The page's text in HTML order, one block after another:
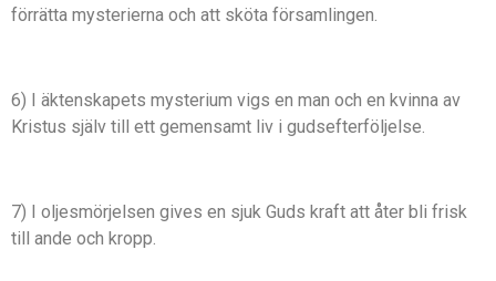
förrätta mysterierna och att sköta församlingen.
6) I äktenskapets mysterium vigs en man och en kvinna av
Kristus själv till ett gemensamt liv i gudsefterföljelse.
7) I oljesmörjelsen gives en sjuk Guds kraft att åter bli frisk
till ande och kropp.